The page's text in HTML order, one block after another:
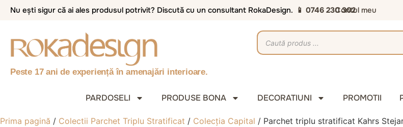
Nu ești sigur că ai ales produsul potrivit? Discută cu un consultant RokaDesign. 📱 0746 230 302
Contul meu
Peste 17 ani de experiență în amenajări interioare.
PARDOSELI PRODUSE BONA DECORATIUNI PROMOTII
Prima pagină / Colectii Parchet Triplu Stratificat / Colecția Capital / Parchet triplu stratificat Kahrs